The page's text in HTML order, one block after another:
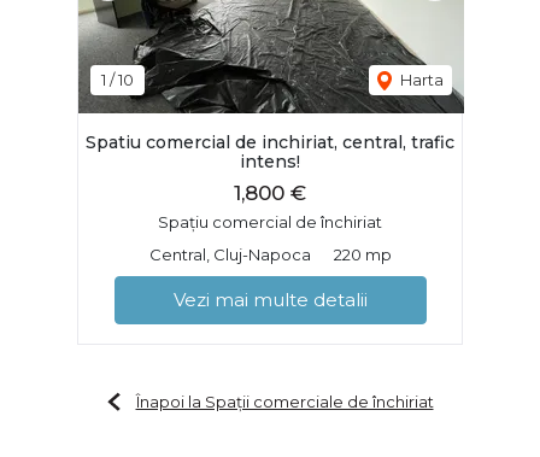
1 /10 Harta
Spatiu comercial de inchiriat, central, trafic
intens!
1,800 €
Spațiu comercial de închiriat
Central, Cluj-Napoca
220 mp
Vezi mai multe detalii
Înapoi la Spații comerciale de închiriat